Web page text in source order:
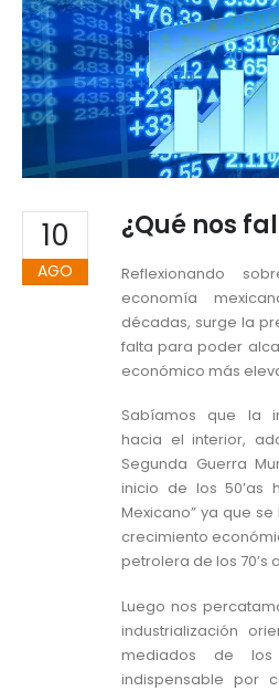
10
AGO
¿Qué nos
Reflexionando
economía
décadas, surge la
falta para poder
económico más
Sabíamos que la
hacia el interior,
Segunda Guerra
inicio de los 50’as
Mexicano” ya que
crecimiento
petrolera de los 70’s
Luego nos
industrialización
mediados de
indispensable por